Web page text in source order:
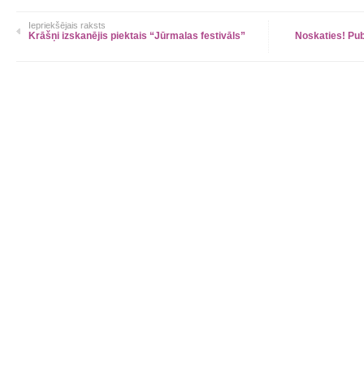
Iepriekšējais raksts
Krāšņi izskanējis piektais “Jūrmalas festivāls” Noskaties!